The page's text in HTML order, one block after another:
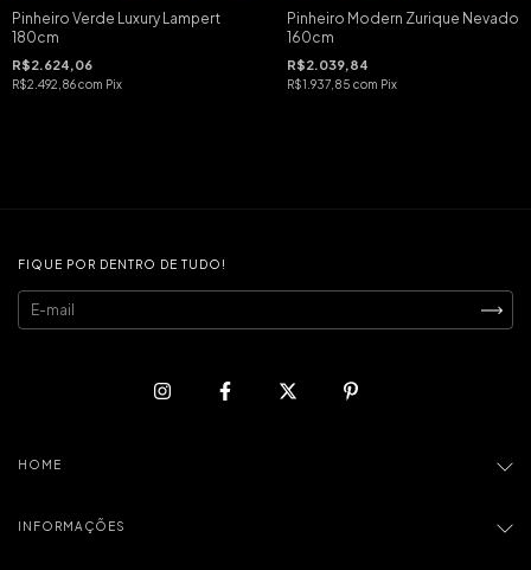
Pinheiro Verde Luxury Lampert
180cm
R$2.624,06
R$2.492,86com Pix
Pinheiro Modern Zurique Nevado
160cm
R$2.039,84
R$1.937,85 com Pix
FIQUE POR DENTRO DE TUDO!
HOME
INFORMAÇÕES